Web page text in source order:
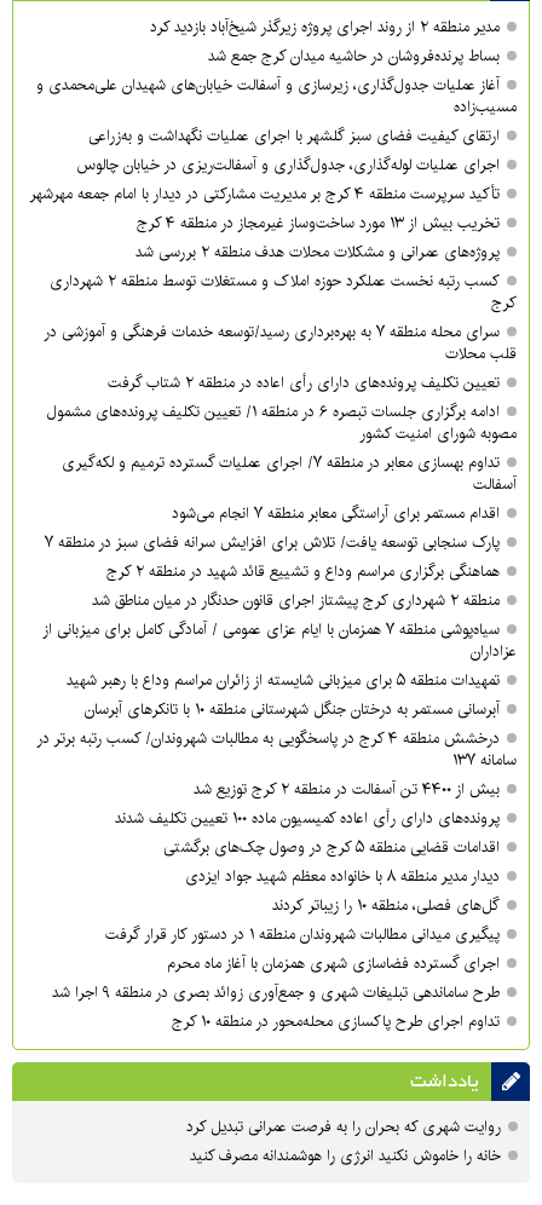
مدیر منطقه ۲ از روند اجرای پروژه زیرگذر شیخ‌آباد بازدید کرد
بساط پرنده‌فروشان در حاشیه میدان کرج جمع شد
آغاز عملیات جدول‌گذاری، زیرسازی و آسفالت خیابان‌های شهیدان علی‌محمدی و
مسیب‌زاده
ارتقای کیفیت فضای سبز گلشهر با اجرای عملیات نگهداشت و به‌زراعی
اجرای عملیات لوله‌گذاری، جدول‌گذاری و آسفالت‌ریزی در خیابان چالوس
تأکید سرپرست منطقه ۴ کرج بر مدیریت مشارکتی در دیدار با امام جمعه مهرشهر
تخریب بیش از ۱۳ مورد ساخت‌وساز غیرمجاز در منطقه ۴ کرج
پروژه‌های عمرانی و مشکلات محلات هدف منطقه ۲ بررسی شد
کسب رتبه نخست عملکرد حوزه املاک و مستغلات توسط منطقه ۲ شهرداری
کرج
سرای محله منطقه ۷ به بهره‌برداری رسید/توسعه خدمات فرهنگی و آموزشی در
قلب محلات
تعیین تکلیف پرونده‌های دارای رأی اعاده در منطقه ۲ شتاب گرفت
ادامه برگزاری جلسات تبصره ۶ در منطقه ۱/ تعیین تکلیف پرونده‌های مشمول
مصوبه شورای امنیت کشور
تداوم بهسازی معابر در منطقه ۷/ اجرای عملیات گسترده ترمیم و لکه‌گیری
آسفالت
اقدام مستمر برای آراستگی معابر منطقه ۷ انجام می‌شود
پارک سنجابی توسعه یافت/ تلاش برای افزایش سرانه فضای سبز در منطقه ۷
هماهنگی برگزاری مراسم وداع و تشییع قائد شهید در منطقه ۲ کرج
منطقه ۲ شهرداری کرج پیشتاز اجرای قانون حدنگار در میان مناطق شد
سیاه‌پوشی منطقه ۷ همزمان با ایام عزای عمومی / آمادگی کامل برای میزبانی از
عزاداران
تمهیدات منطقه ۵ برای میزبانی شایسته از زائران مراسم وداع با رهبر شهید
آبرسانی مستمر به درختان جنگل شهرستانی منطقه ۱۰ با تانکرهای آبرسان
درخشش منطقه ۴ کرج در پاسخگویی به مطالبات شهروندان/ کسب رتبه برتر در
سامانه ۱۳۷
بیش از ۴۴۰۰ تن آسفالت در منطقه ۲ کرج توزیع شد
پرونده‌های دارای رأی اعاده کمیسیون ماده ۱۰۰ تعیین تکلیف شدند
اقدامات قضایی منطقه ۵ کرج در وصول چک‌های برگشتی
دیدار مدیر منطقه ۸ با خانواده معظم شهید جواد ایزدی
گل‌های فصلی، منطقه ۱۰ را زیباتر کردند
پیگیری میدانی مطالبات شهروندان منطقه ۱ در دستور کار قرار گرفت
اجرای گسترده فضاسازی شهری همزمان با آغاز ماه محرم
طرح ساماندهی تبلیغات شهری و جمع‌آوری زوائد بصری در منطقه ۹ اجرا شد
تداوم اجرای طرح پاکسازی محله‌محور در منطقه ۱۰ کرج
یادداشت
روایت شهری که بحران را به فرصت عمرانی تبدیل کرد
خانه را خاموش نکنید انرژی را هوشمندانه مصرف کنید